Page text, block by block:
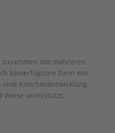
mit mehreren
bioverfügbare Form von
eine Knochenentwicklung
Weise unterstützt.